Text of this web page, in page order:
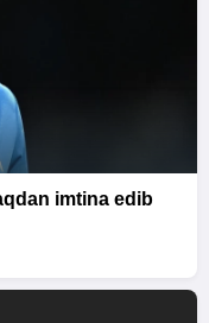
imtina edib